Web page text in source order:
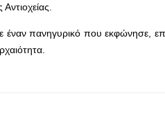
πανηγυρικό που εκφώνησε,